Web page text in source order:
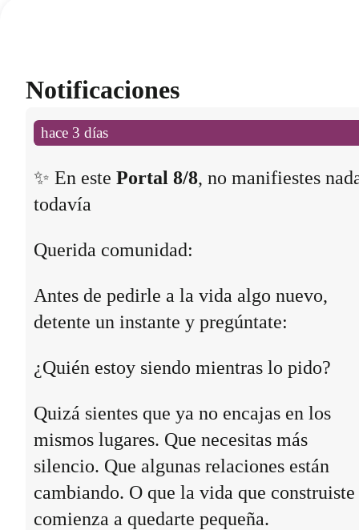
Notificaciones
hace 3 días
✨ En este Portal 8/8, no manifiestes
todavía
Querida comunidad:
Antes de pedirle a la vida algo nuevo,
detente un instante y pregúntate:
¿Quién estoy siendo mientras lo pido?
Quizá sientes que ya no encajas en los
mismos lugares. Que necesitas más
silencio. Que algunas relaciones están
cambiando. O que la vida que construiste
comienza a quedarte pequeña.